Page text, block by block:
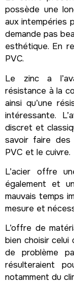
possède une
aux intempéries
demande pas
esthétique. En
PVC.
Le zinc a
résistance à la
ainsi qu’une
intéressante.
discret et
savoir faire
PVC et le cuivre.
L’acier offre
également et
mauvais temps
mesure et
L’offre de
bien choisir
de problème
résulteraient
notamment du